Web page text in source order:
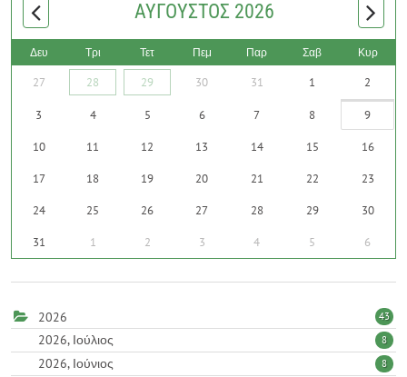
ΑΎΓΟΥΣΤΟΣ 2026
Δευ Τρι Τετ Πεμ Παρ Σαβ Κυρ
27 28 29 30 31 1 2
3 4 5 6 7 8 9
10 11 12 13 14 15 16
17 18 19 20 21 22 23
24 25 26 27 28 29 30
31 1 2 3 4 5 6
2026 43
2026, Ιούλιος 8
2026, Ιούνιος 8